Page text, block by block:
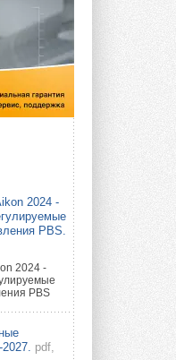
2024 -
PBS.
2024 -
PBS
pdf,